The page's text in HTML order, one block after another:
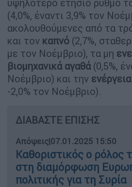
υψηλότερο ετήσιο ρυθμό
(4,0%, έναντι 3,9% τον
ακολουθούμενες από τα
και τον καπνό (2,7%,
με τον Νοέμβριο), τα μη
βιομηχανικά αγαθά(0,5%,
Νοέμβριο) και την ενέργεια
-2,0% τον Νοέμβριο).
ΔΙΑΒΑΣΤΕ ΕΠΙΣΗΣ
Απόψεις|07.01.2025 15:50
Καθοριστικός ο ρόλος
στη διαμόρφωση
πολιτικής για τη Συρία